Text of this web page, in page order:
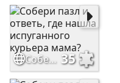
Собери пазл и ответь, где нашла испуганного курьера мама? 35